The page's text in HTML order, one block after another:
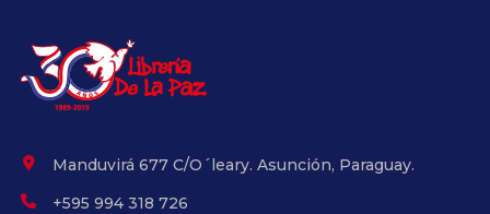
Manduvirá 677 C/O´leary. Asunción, Paraguay.
+595 994 318 726